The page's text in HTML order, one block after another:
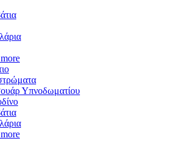
Υπνοδωματίου